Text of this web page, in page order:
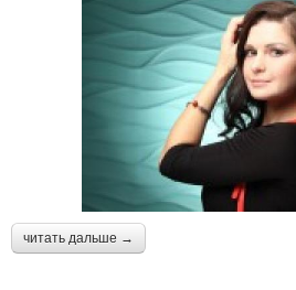
читать дальше →